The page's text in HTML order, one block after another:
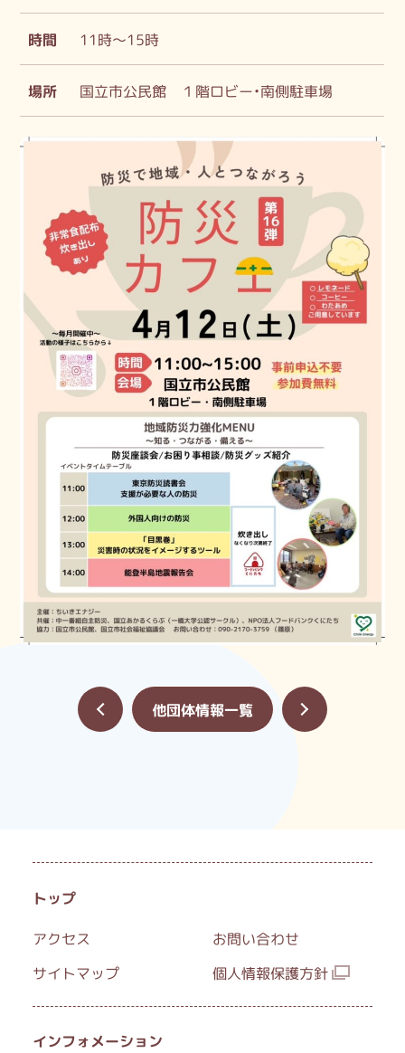
国立市ボランティアセンター
時間 11時～15時
場所 国立市公民館 １階ロビー・南側駐車場
« 他団体情報一覧 »
トップ
アクセス
お問い合わせ
サイトマップ
個人情報保護方針
インフォメーション